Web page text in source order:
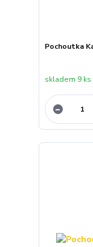
Pochoutka
skladem 9 ks